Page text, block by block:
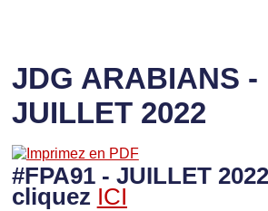
JDG ARABIANS -
JUILLET 2022
#FPA91 - JUILLET
cliquez ICI